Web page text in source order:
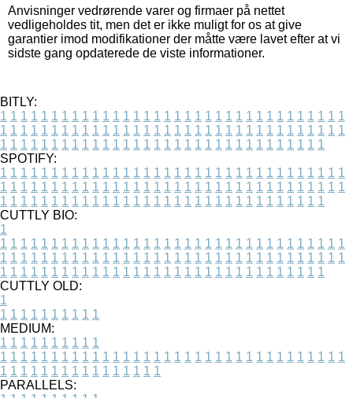
Anvisninger vedrørende varer og firmaer på nettet
vedligeholdes tit, men det er ikke muligt for os at give
garantier imod modifikationer der måtte være lavet efter at vi
sidste gang opdaterede de viste informationer.
BITLY:
1 1 1 1 1 1 1 1 1 1 1 1 1 1 1 1 1 1 1 1 1 1 1 1 1 1 1 1 1 1 1 1 1 1
1 1 1 1 1 1 1 1 1 1 1 1 1 1 1 1 1 1 1 1 1 1 1 1 1 1 1 1 1 1 1 1 1 1
1 1 1 1 1 1 1 1 1 1 1 1 1 1 1 1 1 1 1 1 1 1 1 1 1 1 1 1 1 1 1 1
SPOTIFY:
1 1 1 1 1 1 1 1 1 1 1 1 1 1 1 1 1 1 1 1 1 1 1 1 1 1 1 1 1 1 1 1 1 1
1 1 1 1 1 1 1 1 1 1 1 1 1 1 1 1 1 1 1 1 1 1 1 1 1 1 1 1 1 1 1 1 1 1
1 1 1 1 1 1 1 1 1 1 1 1 1 1 1 1 1 1 1 1 1 1 1 1 1 1 1 1 1 1 1 1
CUTTLY BIO:
1
1 1 1 1 1 1 1 1 1 1 1 1 1 1 1 1 1 1 1 1 1 1 1 1 1 1 1 1 1 1 1 1 1 1
1 1 1 1 1 1 1 1 1 1 1 1 1 1 1 1 1 1 1 1 1 1 1 1 1 1 1 1 1 1 1 1 1 1
1 1 1 1 1 1 1 1 1 1 1 1 1 1 1 1 1 1 1 1 1 1 1 1 1 1 1 1 1 1 1 1
CUTTLY OLD:
1
1 1 1 1 1 1 1 1 1 1
MEDIUM:
1 1 1 1 1 1 1 1 1 1
1 1 1 1 1 1 1 1 1 1 1 1 1 1 1 1 1 1 1 1 1 1 1 1 1 1 1 1 1 1 1 1 1 1
1 1 1 1 1 1 1 1 1 1 1 1 1 1 1 1
PARALLELS: